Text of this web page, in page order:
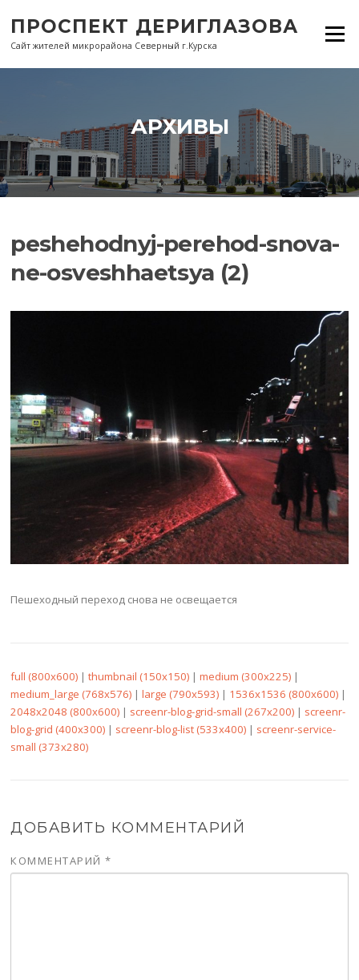
содержанию
ПРОСПЕКТ ДЕРИГЛАЗОВА
Сайт жителей микрорайона Северный г.Курска
Меню
АРХИВЫ
peshehodnyj-perehod-snova-
ne-osveshhaetsya (2)
Пешеходный переход снова не освещается
full (800x600) |thumbnail (150x150) |medium (300x225) |
medium_large (768x576) |large (790x593) | 1536x1536 (800x600) |
2048x2048 (800x600) | screenr-blog-grid-small (267x200) | screenr-
blog-grid (400x300) | screenr-blog-list (533x400) | screenr-service-
small (373x280)
ДОБАВИТЬ КОММЕНТАРИЙ
КОММЕНТАРИЙ*